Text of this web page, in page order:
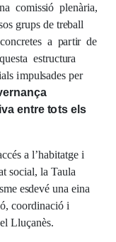
na comissióplenària,
s grups de treball
concretes a partirde
questa estructura
alsimpulsadesper
ernança
vaentre tots el s
cés a l’habitatge i
tsocial,la Taula
sme esdevéuna eina
ó,coordinació i
elLluçanès.